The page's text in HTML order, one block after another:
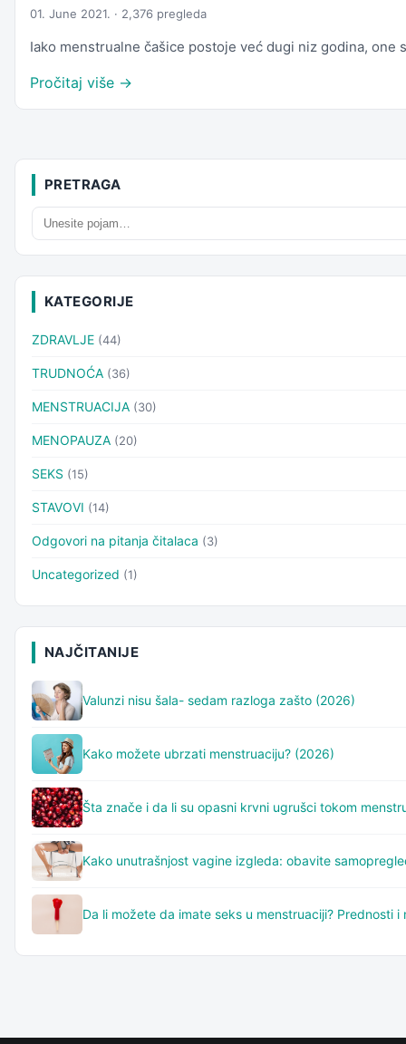
01. June 2021. · 2,376 pregleda
Iako menstrualne čašice postoje već dugi niz godina,
Pročitaj više →
PRETRAGA
KATEGORIJE
ZDRAVLJE (44)
TRUDNOĆA (36)
MENSTRUACIJA (30)
MENOPAUZA (20)
SEKS (15)
STAVOVI (14)
Odgovori na pitanja čitalaca (3)
Uncategorized (1)
NAJČITANIJE
Valunzi nisu šala- sedam razloga zašto (2026)
Kako možete ubrzati menstruaciju? (2026)
Šta znače i da li su opasni krvni ugrušci tokom
Kako unutrašnjost vagine izgleda: obavite
Da li možete da imate seks u menstruaciji? Prednosti